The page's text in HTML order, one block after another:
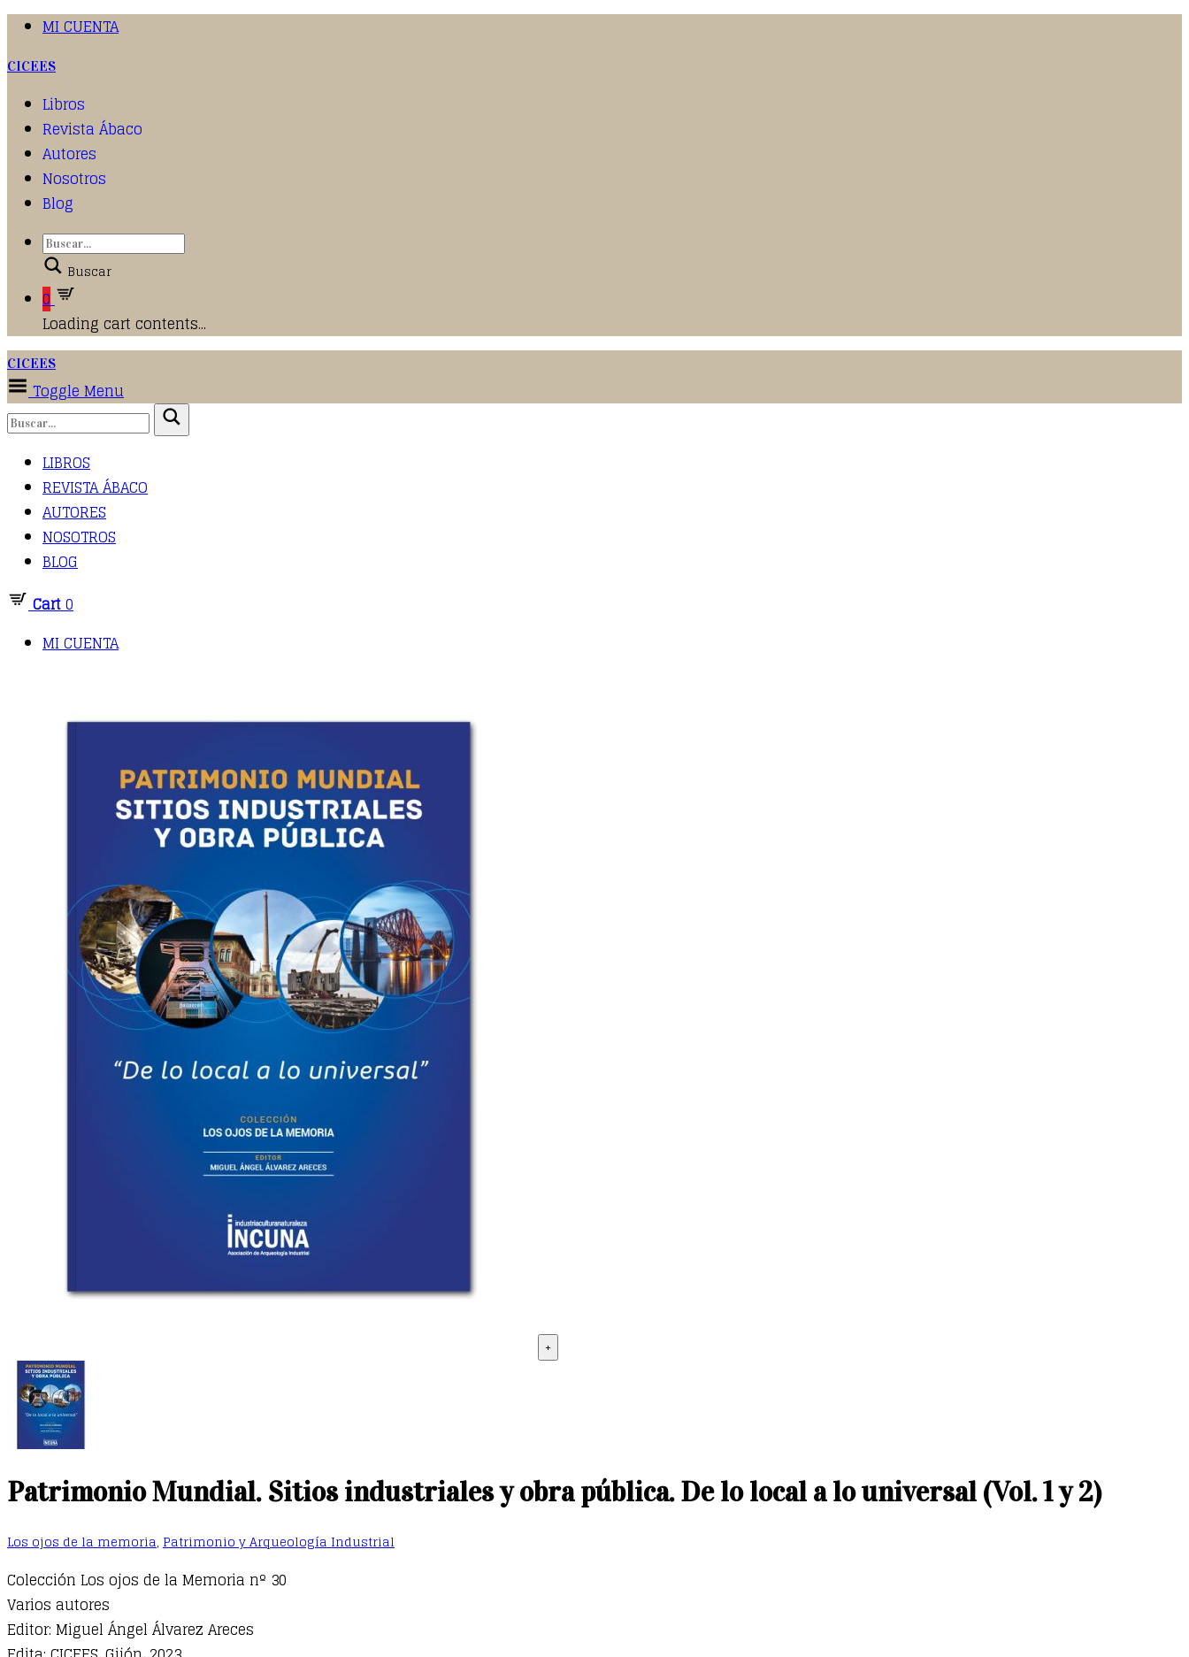
MI CUENTA
CICEES
Libros
Revista Ábaco
Autores
Nosotros
Blog
Buscar
0
Loading cart contents...
CICEES
Toggle Menu
LIBROS
REVISTA ÁBACO
AUTORES
NOSOTROS
BLOG
Cart0
MI CUENTA
+
Patrimonio Mundial. Sitios industriales y obra pública. De lo local a lo universal (Vol. 1 y 2)
Los ojos de la memoria, Patrimonio y Arqueología Industrial
Colección Los ojos de la Memoria nº 30
Varios autores
Editor: Miguel Ángel Álvarez Areces